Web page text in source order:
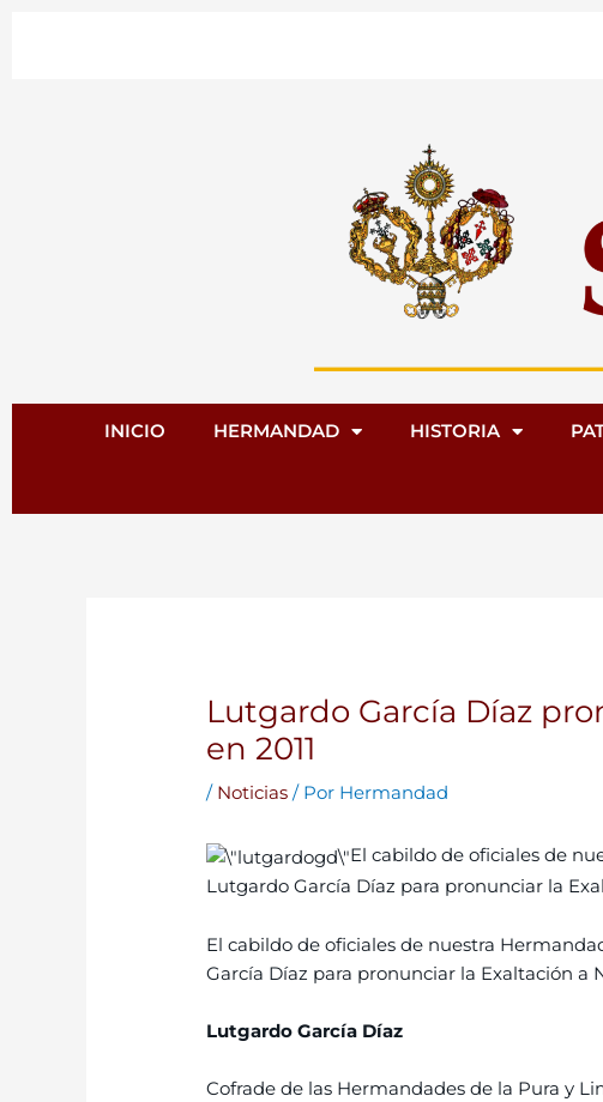
INICIO HERMANDAD HISTORIA
Lutgardo García Díaz
en 2011
/ Noticias / Por Hermandad
El cabildo de oficiales de
Lutgardo García Díaz para pronunciar la
El cabildo de oficiales de nuestra
García Díaz para pronunciar la Exaltación a
Lutgardo García Díaz
Cofrade de las Hermandades de la Pura y